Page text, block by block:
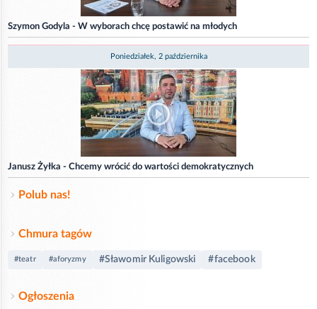
Szymon Godyla - W wyborach chcę postawić na młodych
Poniedziałek, 2 października
Janusz Żyłka - Chcemy wrócić do wartości demokratycznych
Polub nas!
Chmura tagów
#teatr #aforyzmy #Sławomir Kuligowski #facebook
Ogłoszenia